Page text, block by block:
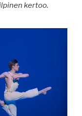
kertoo.